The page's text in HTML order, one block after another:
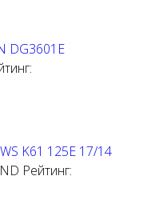
DG3601E
K61 125E 17/14
Рейтинг: